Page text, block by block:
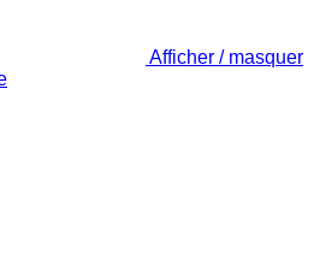
Afficher / masquer